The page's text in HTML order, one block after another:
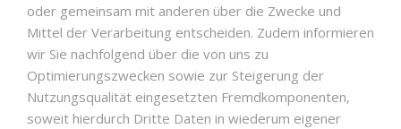
oder gemeinsam mit anderen über die Zwecke und
Mittel der Verarbeitung entscheiden. Zudem informieren
wir Sie nachfolgend über die von uns zu
Optimierungszwecken sowie zur Steigerung der
Nutzungsqualität eingesetzten Fremdkomponenten,
soweit hierdurch Dritte Daten in wiederum eigener